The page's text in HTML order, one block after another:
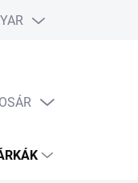
Obchodné podmienky